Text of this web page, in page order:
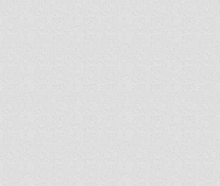
PLÉBÁNIÁK
ÉSZAKI ESPERESSÉG
KÖZPONTI ESPERESSÉG
DÉLI ESPERESSÉG
ARCHÍVUM
ARCHÍV ÉLETKÉPEK
SZINÓDUS
ORGANIGRAMMA
PÜSPÖKI DEKRÉTUM
ZSINATI IMA
ZSINAT MOTTÓJA, LOGÓJA